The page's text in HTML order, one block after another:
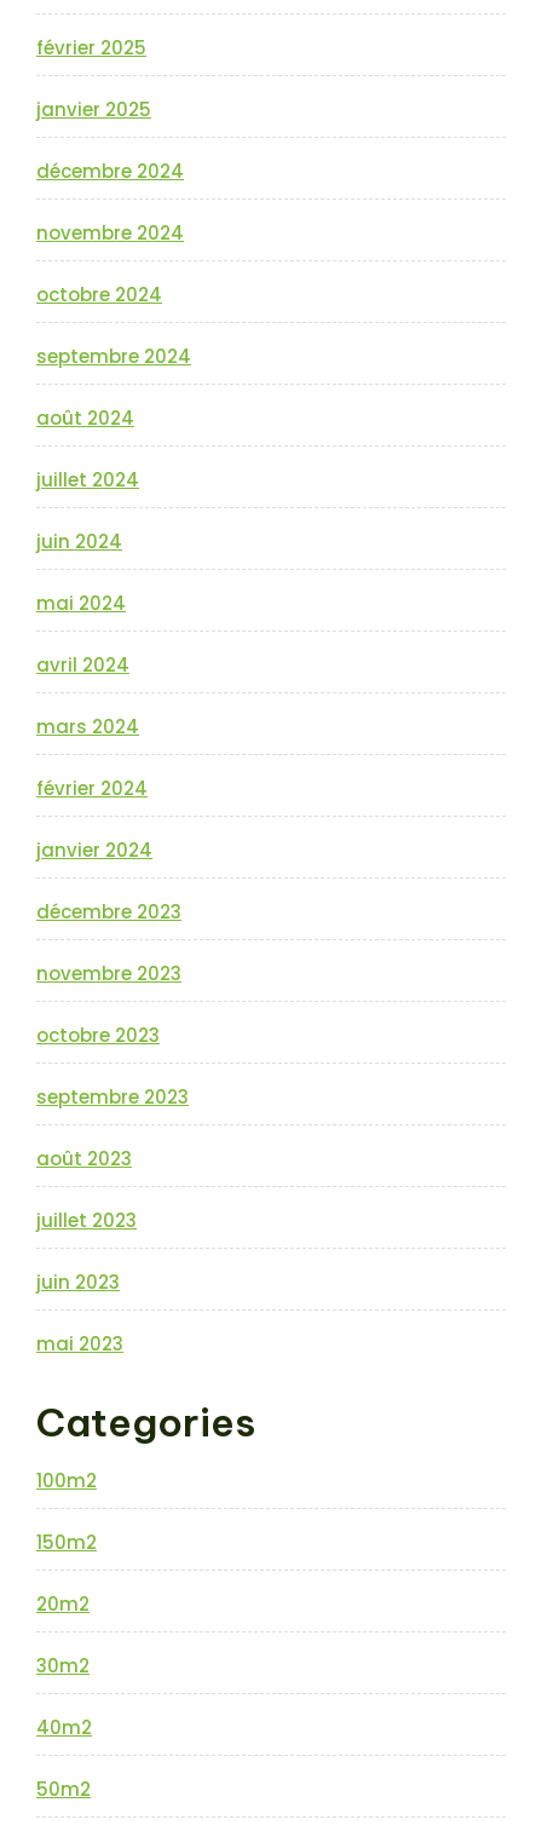
février 2025
janvier 2025
décembre 2024
novembre 2024
octobre 2024
septembre 2024
août 2024
juillet 2024
juin 2024
mai 2024
avril 2024
mars 2024
février 2024
janvier 2024
décembre 2023
novembre 2023
octobre 2023
septembre 2023
août 2023
juillet 2023
juin 2023
mai 2023
Categories
100m2
150m2
20m2
30m2
40m2
50m2